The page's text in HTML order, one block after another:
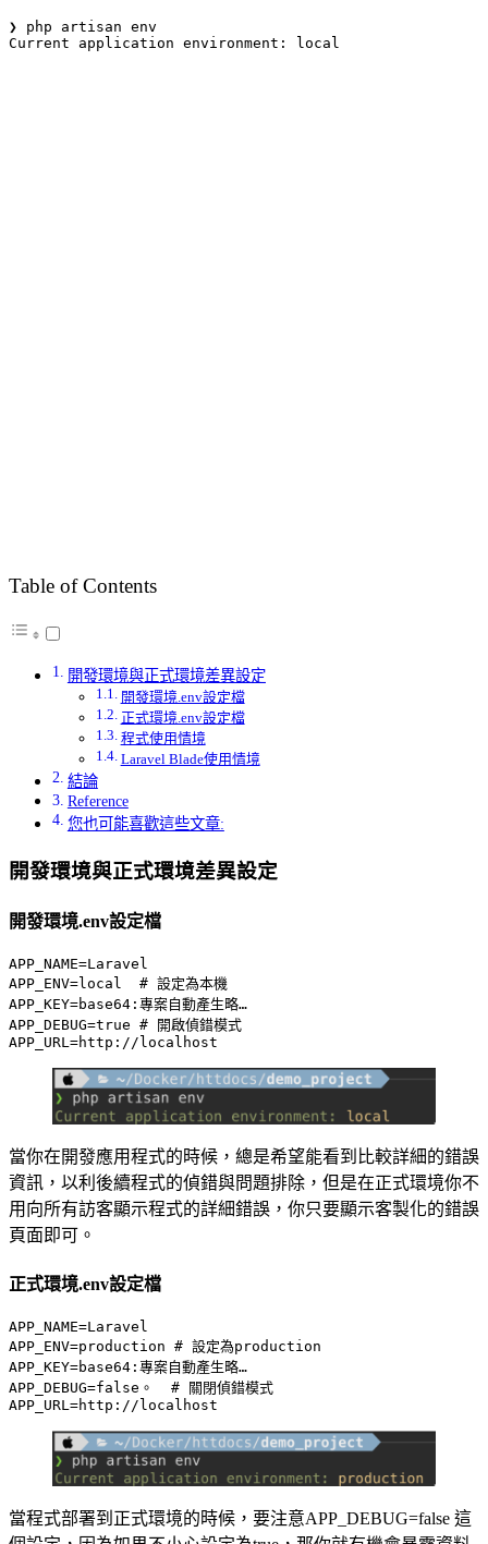
❯ php artisan env
Current application environment: local
Table of Contents
開發環境與正式環境差異設定
開發環境.env設定檔
正式環境.env設定檔
程式使用情境
Laravel Blade使用情境
結論
Reference
您也可能喜歡這些文章:
開發環境與正式環境差異設定
開發環境.env設定檔
APP_NAME=Laravel
APP_ENV=local  # 設定為本機
APP_KEY=base64:專案自動產生略…
APP_DEBUG=true # 開啟偵錯模式
APP_URL=http://localhost
當你在開發應用程式的時候，總是希望能看到比較詳細的錯誤
資訊，以利後續程式的偵錯與問題排除，但是在正式環境你不
用向所有訪客顯示程式的詳細錯誤，你只要顯示客製化的錯誤
頁面即可。
正式環境.env設定檔
APP_NAME=Laravel
APP_ENV=production # 設定為production
APP_KEY=base64:專案自動產生略…
APP_DEBUG=false。  # 關閉偵錯模式
APP_URL=http://localhost
當程式部署到正式環境的時候，要注意APP_DEBUG=false 這